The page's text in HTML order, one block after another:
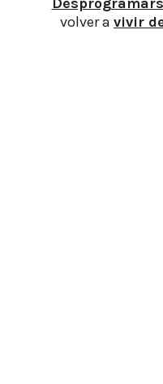
volver a vivir